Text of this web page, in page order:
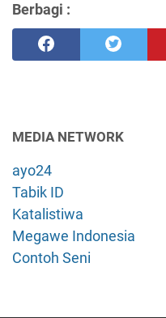
Berbagi :
MEDIA NETWORK
ayo24
Tabik ID
Katalistiwa
Megawe Indonesia
Contoh Seni